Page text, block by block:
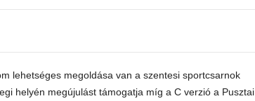
lehetséges megoldása van a szentesi sportcsarnok
helyén megújulást támogatja míg a C verzió a Pusztai